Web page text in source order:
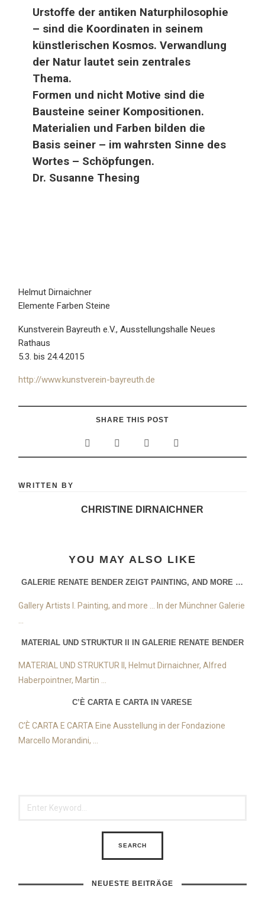
Urstoffe der antiken Naturphilosophie
– sind die Koordinaten in seinem
künstlerischen Kosmos. Verwandlung
der Natur lautet sein zentrales
Thema.
Formen und nicht Motive sind die
Bausteine seiner Kompositionen.
Materialien und Farben bilden die
Basis seiner – im wahrsten Sinne des
Wortes – Schöpfungen.
Dr. Susanne Thesing
Helmut Dirnaichner
Elemente Farben Steine
Kunstverein Bayreuth e.V., Ausstellungshalle Neues
Rathaus
5.3. bis 24.4.2015
http://www.kunstverein-bayreuth.de
SHARE THIS POST
WRITTEN BY
CHRISTINE DIRNAICHNER
YOU MAY ALSO LIKE
GALERIE RENATE BENDER ZEIGT PAINTING, AND MORE …
Gallery Artists I. Painting, and more … In der Münchner Galerie
MATERIAL UND STRUKTUR II IN GALERIE RENATE BENDER
MATERIAL UND STRUKTUR II, Helmut Dirnaichner, Alfred
Haberpointner, Martin ...
C’È CARTA E CARTA IN VARESE
C’È CARTA E CARTA Eine Ausstellung in der Fondazione
Marcello Morandini, ...
NEUESTE BEITRÄGE